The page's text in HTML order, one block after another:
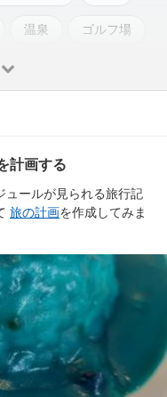
温泉 ゴルフ場
計画する
ュールが見られる旅行記
旅の計画を作成してみま